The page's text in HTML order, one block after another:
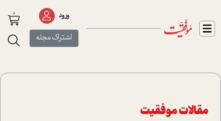
ورود
اشتراک مجله
0
مقالات موفقیت